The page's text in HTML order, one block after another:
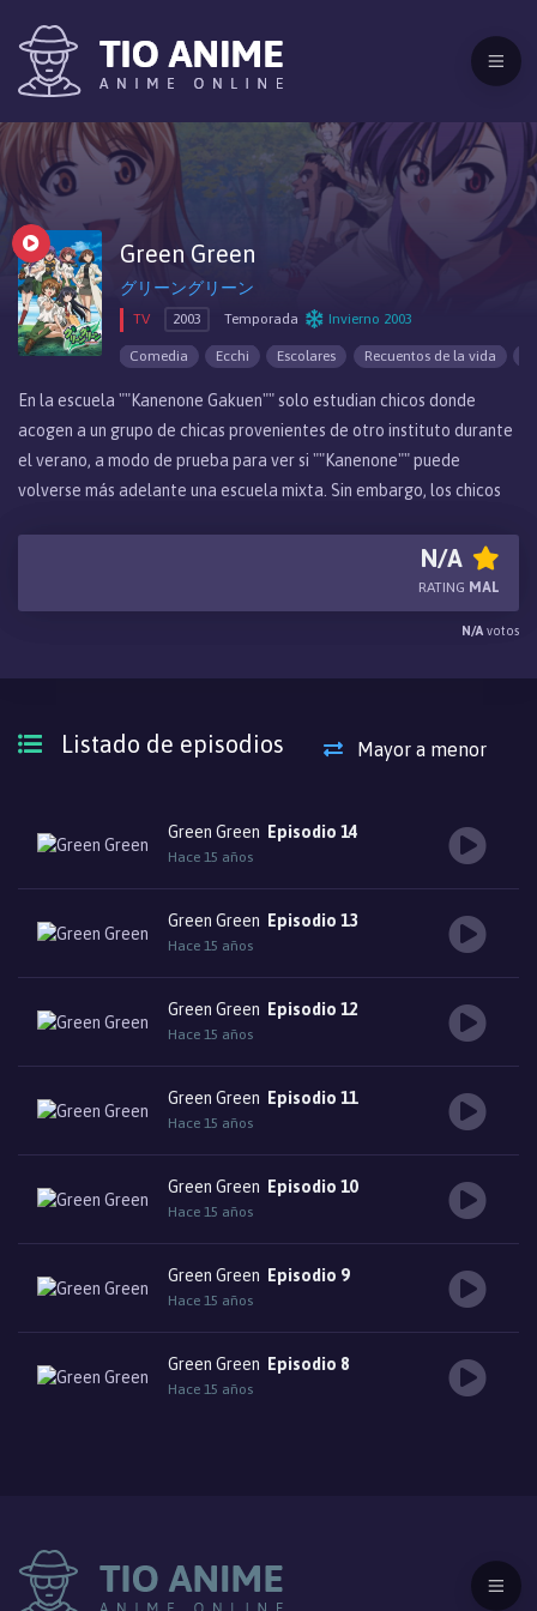
Green Green
グリーングリーン
TV 2003 Temporada Invierno 2003
Comedia Ecchi Escolares Recuentos de la vida
En la escuela ""Kanenone Gakuen"" solo estudian chicos donde
acogen a un grupo de chicas provenientes de otro instituto durante
el verano, a modo de prueba para ver si ""Kanenone"" puede
volverse más adelante una escuela mixta. Sin embargo, los chicos
relaciones sexuales. En cuanto llegan las chicas a la escuela y se
abren las puertas del autobús en el que venían, aparece de la nada
una chica llamada Midori, quien al ver a Yuusuke se lanza sobre él.
N/A
RATING MAL
N/A votos
Listado de episodios Mayor a menor
Green Green Episodio 14
Hace 15 años
Green Green Episodio 13
Hace 15 años
Green Green Episodio 12
Hace 15 años
Green Green Episodio 11
Hace 15 años
Green Green Episodio 10
Hace 15 años
Green Green Episodio 9
Hace 15 años
Green Green Episodio 8
Hace 15 años
Hace 15 años